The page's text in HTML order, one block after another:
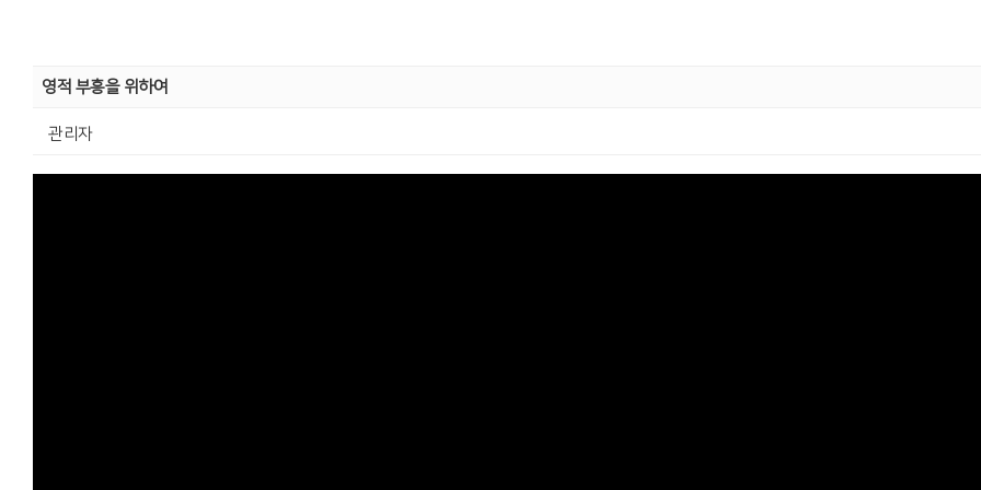
영적 부흥을 위하여
관리자